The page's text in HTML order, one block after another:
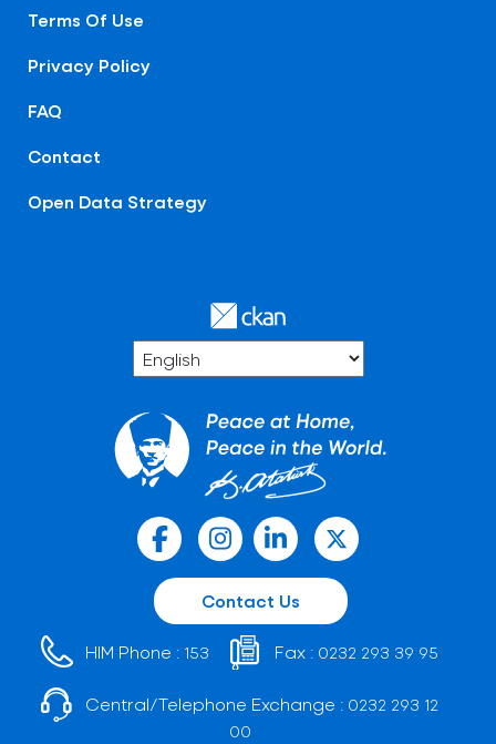
Terms Of Use
Privacy Policy
FAQ
Contact
Open Data Strategy
Contact Us
HIM Phone : 153 Fax : 0232 293 39 95
Central/Telephone Exchange : 0232 293 12
00